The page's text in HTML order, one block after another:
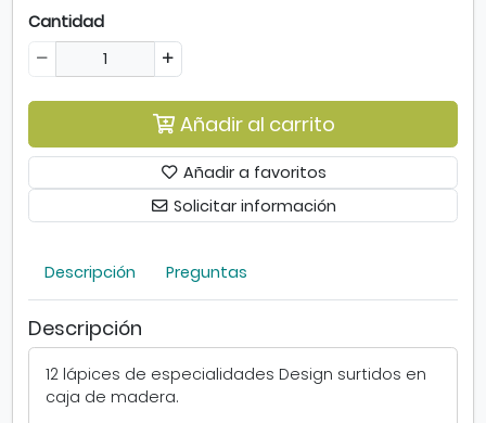
e
i
l
e
s
g
Cantidad
Añadir al carrito
Añadir a favoritos
Solicitar información
Descripción Preguntas
Descripción
12 lápices de especialidades Design surtidos en
caja de madera.